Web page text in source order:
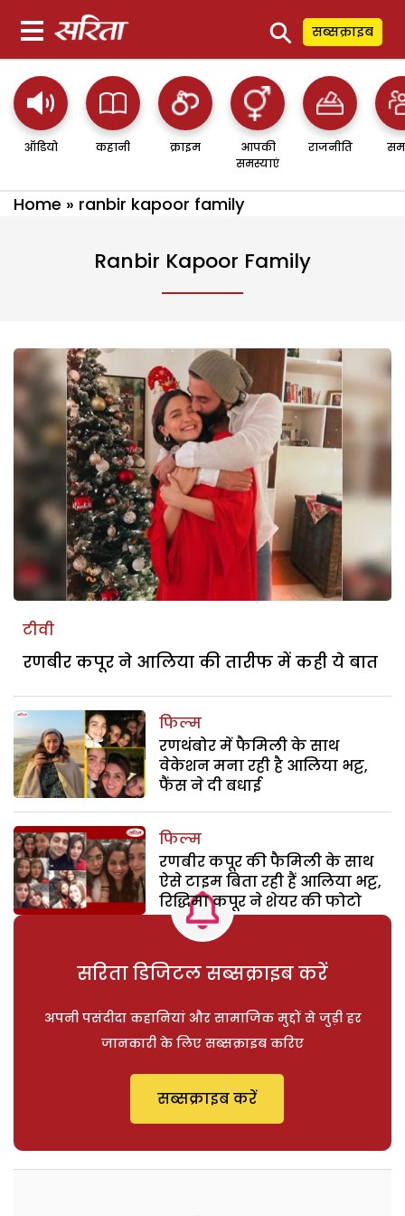
⚲ सब्सक्राइब
ऑडियो कहानी क्राइम
आपकी
समस्याएं
राजनीति
Home » ranbir kapoor family
Ranbir Kapoor Family
टीवी
रणबीर कपूर ने आलिया की तारीफ में कही ये बात
फिल्म
रणथंबोर में फैमिली के साथ
वेकेशन मना रही है आलिया भट्ट,
फैंस ने दी बधाई
फिल्म
रणबीर कपूर की फैमिली के साथ
ऐसे टाइम बिता रही हैं आलिया भट्ट,
रिद्धिमा कपूर ने शेयर की फोटो
सरिता डिजिटल सब्सक्राइब करें
अपनी पसंदीदा कहानियां और सामाजिक मुद्दों से जुड़ी हर
जानकारी के लिए सब्सक्राइब करिए
सब्सक्राइब करें